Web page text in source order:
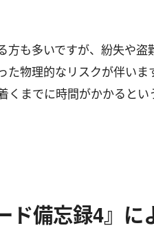
方も多いですが、紛失や
物理的なリスクが伴いま
くまでに時間がかかるとい
ド備忘録4』に